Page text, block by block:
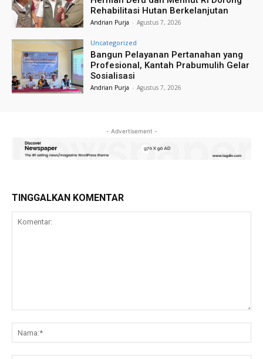
Rehabilitasi Hutan Berkelanjutan
Andrian Purja - Agustus 7, 2026
Uncategorized
Bangun Pelayanan Pertanahan yang
Profesional, Kantah Prabumulih Gelar
Sosialisasi
Andrian Purja - Agustus 7, 2026
- Advertisement -
TINGGALKAN KOMENTAR